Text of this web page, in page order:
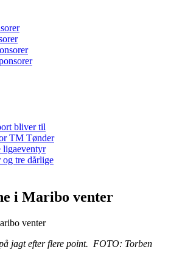
bliver til
TM Tønder
ligaeventyr
og tre dårlige
i Maribo venter
jagt efter flere point. FOTO: Torben